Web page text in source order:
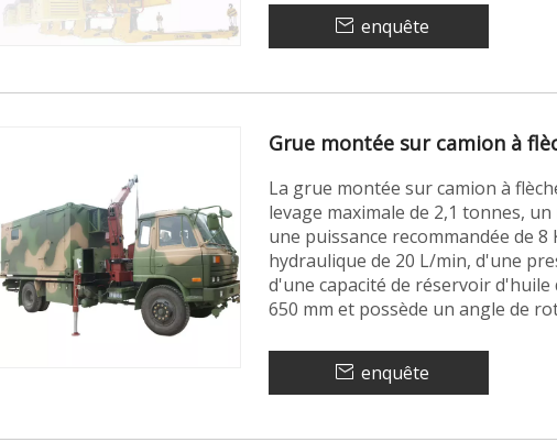
enquête
Grue montée sur camion à
La grue montée sur camion à
levage maximale de 2,1 tonnes,
une puissance recommandée de
hydraulique de 20 L/min, d'une
d'une capacité de réservoir d'huile
650 mm et possède un angle de
enquête